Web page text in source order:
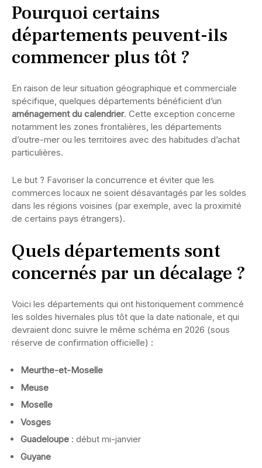
Pourquoi certains
départements peuvent-ils
commencer plus tôt ?
En raison de leur situation géographique et commerciale
spécifique, quelques départements bénéficient d’un
aménagement du calendrier. Cette exception concerne
notamment les zones frontalières, les départements
d’outre-mer ou les territoires avec des habitudes d’achat
particulières.
Le but ? Favoriser la concurrence et éviter que les
commerces locaux ne soient désavantagés par les soldes
dans les régions voisines (par exemple, avec la proximité
de certains pays étrangers).
Quels départements sont
concernés par un décalage ?
Voici les départements qui ont historiquement commencé
les soldes hivernales plus tôt que la date nationale, et qui
devraient donc suivre le même schéma en 2026 (sous
réserve de confirmation officielle) :
Meurthe-et-Moselle
Meuse
Moselle
Vosges
Guadeloupe : début mi-janvier
Guyane